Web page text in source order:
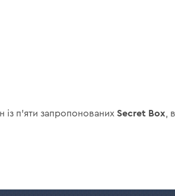
п'яти запропонованих Secret Box ,